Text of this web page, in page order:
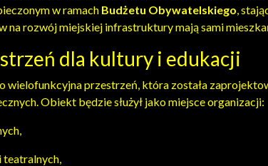
w ramach Budżetu Obywatelskiego,
na rozwój miejskiej infrastruktury mają sami
dla kultury i edukacji
przestrzeń, która została
Obiekt będzie służył jako miejsce organizacji: